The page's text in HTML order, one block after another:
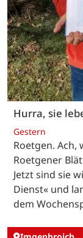
Hurra, sie
Gestern
Roetgen. Ach,
Roetgener
Jetzt sind sie
Dienst« und
dem